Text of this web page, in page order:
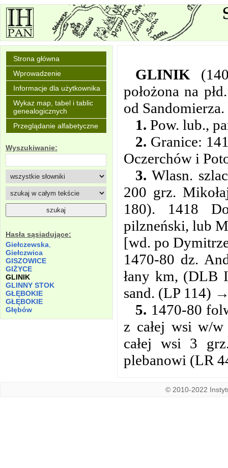
Strona główna
Wprowadzenie
Informacje dla użytkownika
Wykaz map, tabel i tablic
genealogicznych
Przeglądanie alfabetyczne
Wyszukiwanie:
Hasła sąsiadujące:
Giełczewska
Giełczwica
GISZOWICE
GIŻYCE
GLINIK
GLINNY STOK
GŁĘBOKIE
GŁĘBOKIE
Głębów
GLINIK
położona na
od Sandomierza.
1. Pow. lub.,
2. Granice:
Oczerchów i
3. Wlasn.
200 grz.
180). 1418
pilzneński, lub
[wd. po
1470-80 dz.
łany km, (DLB
sand. (LP 114)
5. 1470-80
z całej wsi w/
całej wsi 3
plebanowi (LR
© 2010-2022